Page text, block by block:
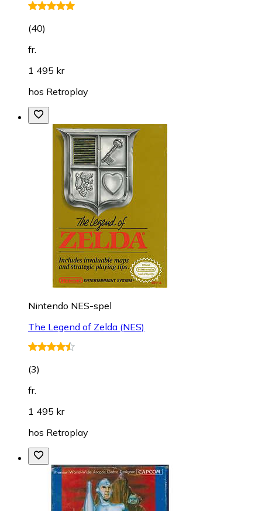
(40)
fr.
1 495 kr
hos Retroplay
Nintendo NES-spel
The Legend of Zelda (NES)
(3)
fr.
1 495 kr
hos Retroplay